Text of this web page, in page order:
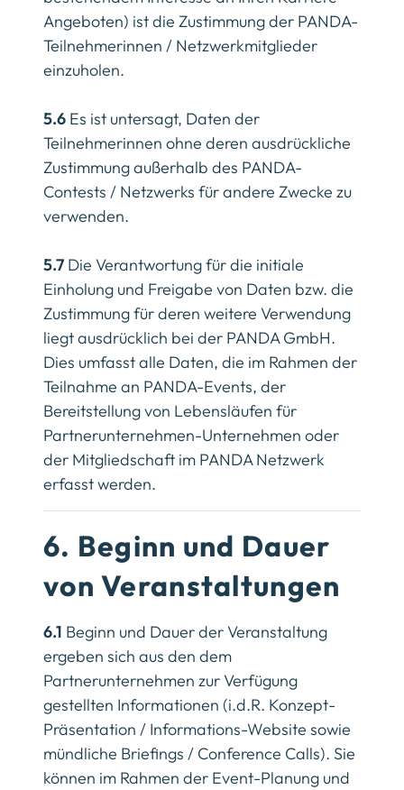
Angeboten) ist die Zustimmung der PANDA-
Teilnehmerinnen / Netzwerkmitglieder
einzuholen.
5.6 Es ist untersagt, Daten der
Teilnehmerinnen ohne deren ausdrückliche
Zustimmung außerhalb des PANDA-
Contests / Netzwerks für andere Zwecke zu
verwenden.
5.7 Die Verantwortung für die initiale
Einholung und Freigabe von Daten bzw. die
Zustimmung für deren weitere Verwendung
liegt ausdrücklich bei der PANDA GmbH.
Dies umfasst alle Daten, die im Rahmen der
Teilnahme an PANDA-Events, der
Bereitstellung von Lebensläufen für
Partnerunternehmen-Unternehmen oder
der Mitgliedschaft im PANDA Netzwerk
erfasst werden.
6.1 Beginn und Dauer der Veranstaltung
ergeben sich aus den dem
Partnerunternehmen zur Verfügung
gestellten Informationen (i.d.R. Konzept-
Präsentation / Informations-Website sowie
mündliche Briefings / Conference Calls). Sie
können im Rahmen der Event-Planung und
6. Beginn und Dauer
von Veranstaltungen